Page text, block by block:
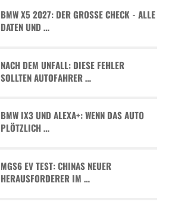
BMW X5 2027: DER GROSSE CHECK - ALLE D
ATEN UND …
NACH DEM UNFALL: DIESE FEHLER
SOLLTEN AUTOFAHRER …
BMW IX3 UND ALEXA+: WENN DAS AUTO
PLÖTZLICH …
MGS6 EV TEST: CHINAS NEUER
HERAUSFORDERER IM …